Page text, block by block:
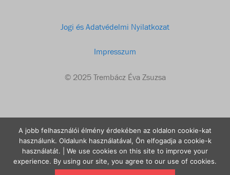
Jogi és Adatvédelmi Nyilatkozat
Impresszum
© 2025 Trembácz Éva Zsuzsa
Trembácz Éva Zsuzsa
email: evazsuzsa@gmail.com
A jobb felhasználói élmény érdekében az oldalon cookie-kat
használunk. Oldalunk használatával, Ön elfogadja a cookie-k
használatát. | We use cookies on this site to improve your
experience. By using our site, you agree to our use of cookies.